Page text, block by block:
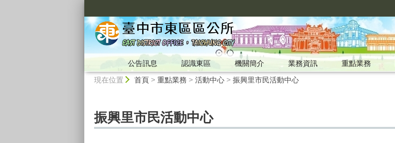
公告訊息 認識東區 機關簡介 業務資訊 重點業務
現在位置 首頁> 重點業務 > 活動中心> 振興里市民活動中心
振興里市民活動中心